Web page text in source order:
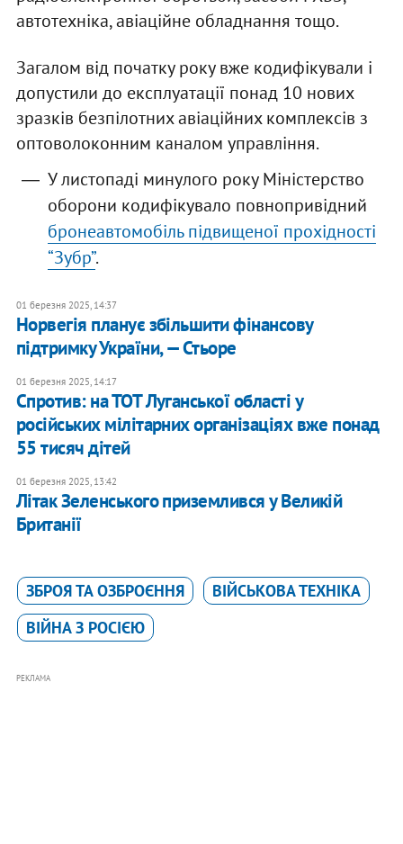
автотехніка, авіаційне обладнання тощо.
Загалом від початку року вже кодифікували і
допустили до експлуатації понад 10 нових
зразків безпілотних авіаційних комплексів з
оптоволоконним каналом управління.
У листопаді минулого року Міністерство
оборони кодифікувало повнопривідний
бронеавтомобіль підвищеної прохідності
“Зубр”.
01 березня 2025, 14:37
Норвегія планує збільшити фінансову
підтримку України, — Стьоре
01 березня 2025, 14:17
Спротив: на ТОТ Луганської області у
російських мілітарних організаціях вже понад
55 тисяч дітей
01 березня 2025, 13:42
Літак Зеленського приземлився у Великій
Британії
ЗБРОЯ ТА ОЗБРОЄННЯ
ВІЙСЬКОВА ТЕХНІКА
ВІЙНА З РОСІЄЮ
РЕКЛАМА